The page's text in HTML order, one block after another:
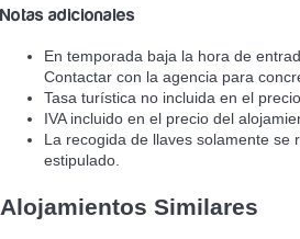
Notas adicionales
En temporada baja la hora de
Contactar con la agencia para
Tasa turística no incluida en el
IVA incluido en el precio del
La recogida de llaves solamente se
estipulado.
Alojamientos Similares